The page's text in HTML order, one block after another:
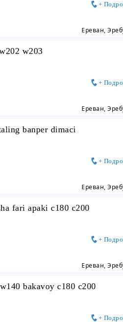
+
Ереван,
w203
+
Ереван,
banper dimaci
+
Ереван,
fari apaki c180 c200
+
Ереван,
bakavoy c180 c200
+